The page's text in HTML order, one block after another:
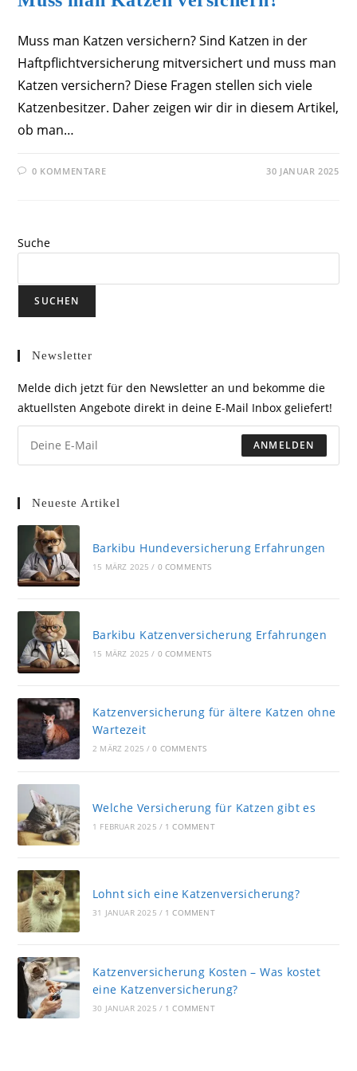
Muss man Katzen versichern? Sind Katzen in der
Haftpflichtversicherung mitversichert und muss man
Katzen versichern? Diese Fragen stellen sich viele
Katzenbesitzer. Daher zeigen wir dir in diesem Artikel,
ob man…
0 KOMMENTARE 30 JANUAR 2025
Suche
SUCHEN
Newsletter
Melde dich jetzt für den Newsletter an und bekomme die
aktuellsten Angebote direkt in deine E-Mail Inbox geliefert!
ANMELDEN
Neueste Artikel
Barkibu Hundeversicherung Erfahrungen
15 MÄRZ 2025 / 0 COMMENTS
Barkibu Katzenversicherung Erfahrungen
15 MÄRZ 2025 / 0 COMMENTS
Katzenversicherung für ältere Katzen ohne
Wartezeit
2 MÄRZ 2025 / 0 COMMENTS
Welche Versicherung für Katzen gibt es
1 FEBRUAR 2025 / 1 COMMENT
Lohnt sich eine Katzenversicherung?
31 JANUAR 2025 / 1 COMMENT
Katzenversicherung Kosten – Was kostet
eine Katzenversicherung?
30 JANUAR 2025 / 1 COMMENT